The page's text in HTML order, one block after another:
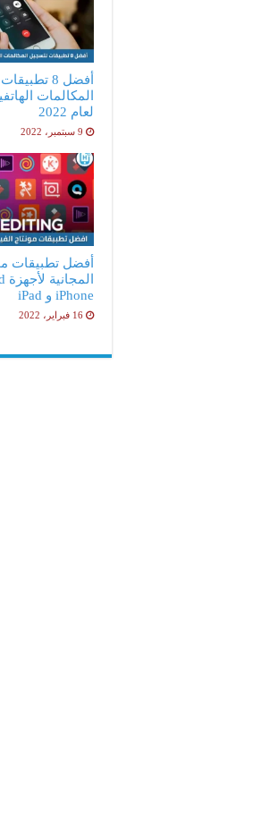
أفضل 8
لعام 2022
9 سبتمبر، 2022
أفضل تطبيقات
iPhone و iPad
16 فبراير، 2022